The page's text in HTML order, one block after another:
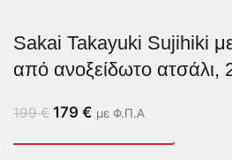
Sakai Takayuki Sujihiki
από ανοξείδωτο ατσάλι,
199€ 179 € με Φ.Π.Α